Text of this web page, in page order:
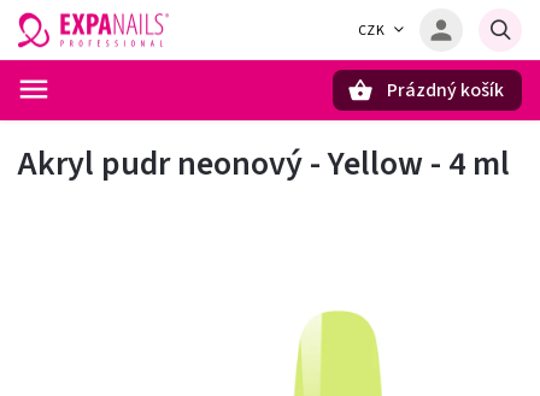
CZK
Prázdný košík
Akryl pudr neonový - Yellow - 4 ml